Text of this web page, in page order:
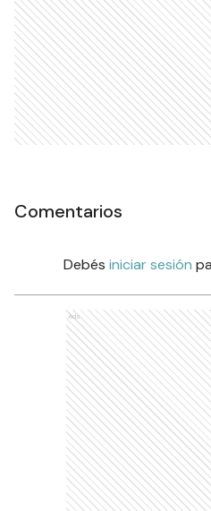
Comentarios
Debés iniciar sesión
Ads